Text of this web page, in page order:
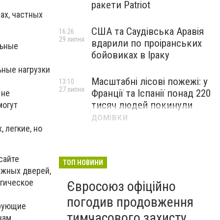
частных
нагрузки
но
дверей,
ракети Patriot
США та Саудівська Аравія
вдарили по проіранських
бойовиках в Іраку
16:26
29 липня
Масштабні лісові пожежі: у
Франції та Іспанії понад 220
тисяч людей покинули
домівки
13:10
27 липня
ТОП НОВИНИ
Євросоюз офіційно
погодив продовження